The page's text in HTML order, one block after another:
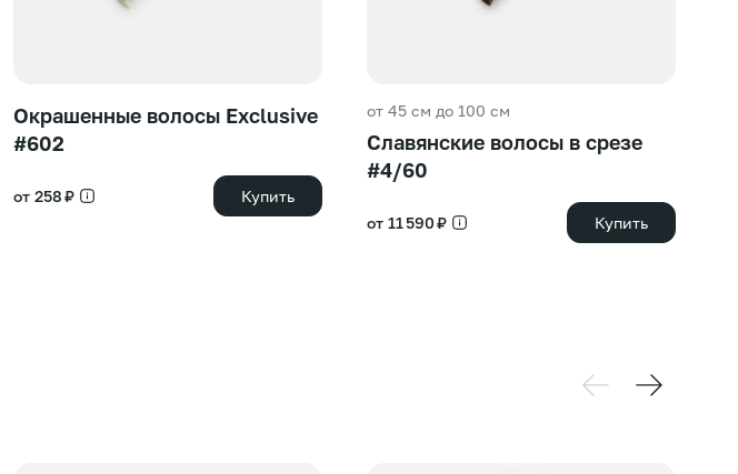
Окрашенные волосы Exclusive
#602
от 258 ₽ Купить
от 45 см до 100 см
Славянские волосы в срезе
#4/60
от 11 590 ₽ Купить